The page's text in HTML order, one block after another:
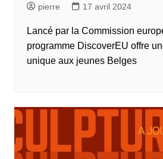
pierre 17 avril 2024
Lancé par la Commission
programme DiscoverEU offre
unique aux jeunes Belges